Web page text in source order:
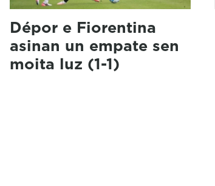
Dépor e Fiorentina
asinan un empate sen
moita luz (1-1)